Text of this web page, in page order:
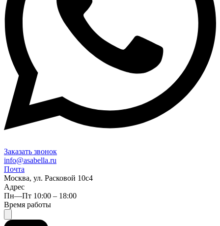
Заказать звонок
info@asabella.ru
Почта
Москва, ул. Расковой 10с4
Адрес
Пн—Пт 10:00 – 18:00
Время работы